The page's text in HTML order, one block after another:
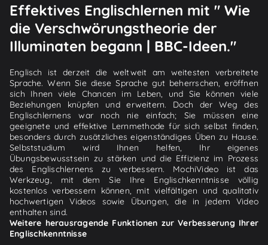
Effektives Englischlernen mit " Wie
die Verschwörungstheorie der
Illuminaten begann | BBC-Ideen."
Englisch ist derzeit die weltweit am weitesten verbreitete
Sprache. Wenn Sie diese Sprache gut beherrschen, eröffnen
sich Ihnen viele Chancen im Leben, und Sie können viele
Beziehungen knüpfen und erweitern. Doch der Weg des
Englischlernens war noch nie einfach; Sie müssen eine
geeignete und effektive Lernmethode für sich selbst finden,
besonders durch zusätzliches eigenständiges Üben zu Hause.
Selbststudium wird Ihnen helfen, Ihr eigenes
Übungsbewusstsein zu stärken und die Effizienz im Prozess
des Englischlernens zu verbessern. MochiVideo ist das
Werkzeug, mit dem Sie Ihre Englischkenntnisse völlig
kostenlos verbessern können, mit vielfältigen und qualitativ
hochwertigen Videos sowie Übungen, die in jedem Video
enthalten sind.
Weitere herausragende Funktionen zur Verbesserung Ihrer
Englischkenntnisse